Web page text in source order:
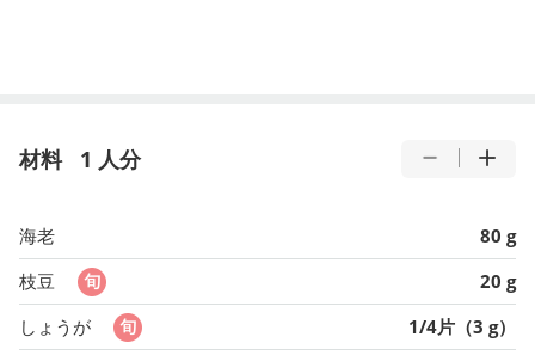
材料 1 人分
海老
80 g
枝豆
20 g
しょうが
1/4片（3 g）